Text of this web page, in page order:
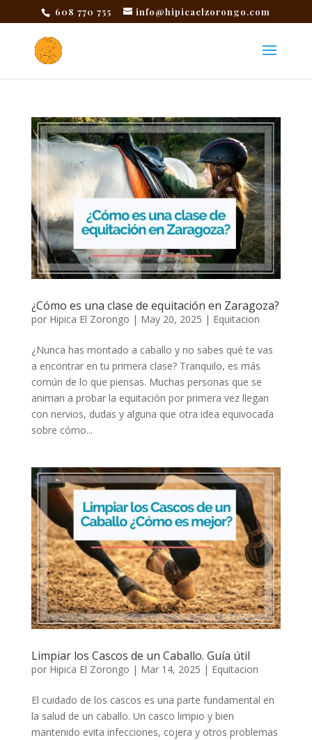
608 770 755 info@hipicaelzorongo.com
¿Cómo es una clase de equitación en Zaragoza?
por Hipica El Zorongo | May 20, 2025 | Equitacion
¿Nunca has montado a caballo y no sabes qué te vas
a encontrar en tu primera clase? Tranquilo, es más
común de lo que piensas. Muchas personas que se
animan a probar la equitación por primera vez llegan
con nervios, dudas y alguna que otra idea equivocada
sobre cómo...
Limpiar los Cascos de un Caballo. Guía útil
por Hipica El Zorongo | Mar 14, 2025 | Equitacion
El cuidado de los cascos es una parte fundamental en
la salud de un caballo. Un casco limpio y bien
mantenido evita infecciones, cojera y otros problemas